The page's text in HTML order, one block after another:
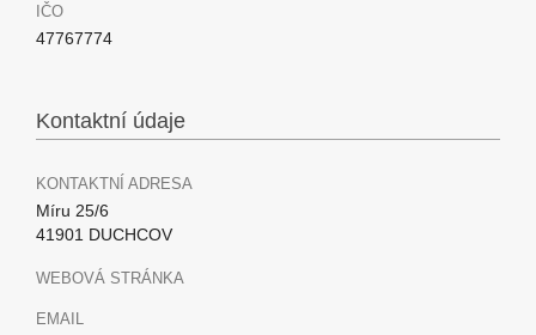
IČO
47767774
Kontaktní údaje
KONTAKTNÍ ADRESA
Míru 25/6
41901 DUCHCOV
WEBOVÁ STRÁNKA
EMAIL